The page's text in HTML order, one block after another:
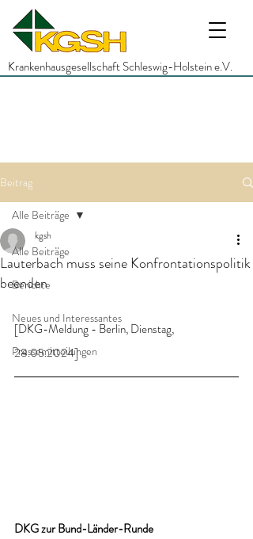
Krankenhausgesellschaft Schleswig-Holstein e.V.
Beitrag
Alle Beiträge
Berichte
Neues und Interessantes
Pressemitteilungen
Alle Beiträge
Lauterbach muss seine Konfrontationspolitik
beenden
kgsh
[DKG-Meldung - Berlin, Dienstag,
28.05.2024]
DKG zur Bund-Länder-Runde